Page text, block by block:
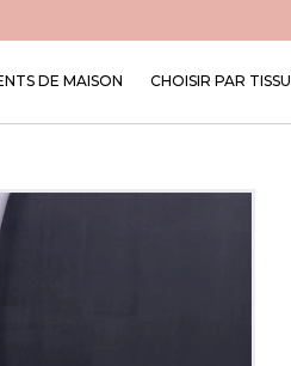
DE MAISON CHOISIR PAR TISSU